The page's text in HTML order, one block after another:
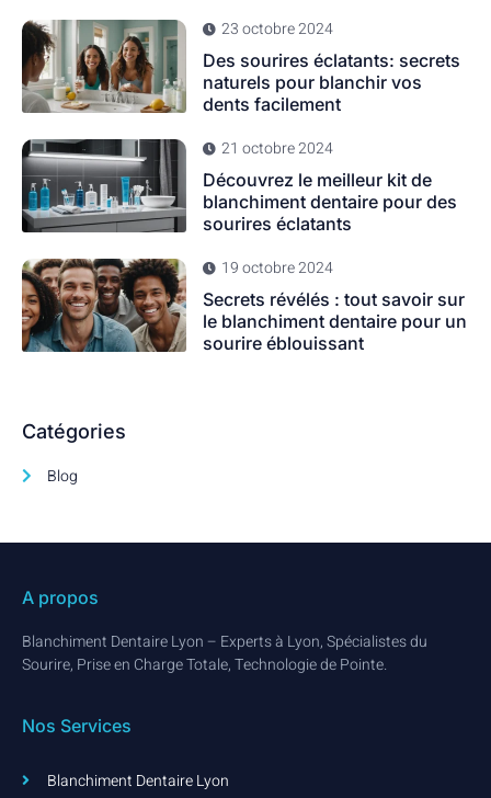
23 octobre 2024
Des sourires éclatants: secrets
naturels pour blanchir vos
dents facilement
21 octobre 2024
Découvrez le meilleur kit de
blanchiment dentaire pour des
sourires éclatants
19 octobre 2024
Secrets révélés : tout savoir sur
le blanchiment dentaire pour un
sourire éblouissant
Catégories
Blog
A propos
Blanchiment Dentaire Lyon – Experts à Lyon, Spécialistes du
Sourire, Prise en Charge Totale, Technologie de Pointe.
Nos Services
Blanchiment Dentaire Lyon